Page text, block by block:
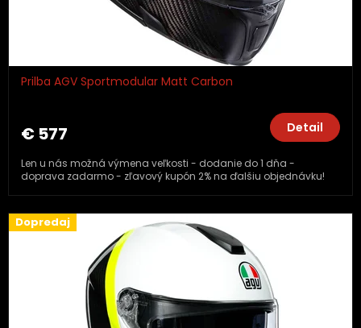
Prilba AGV Sportmodular Matt Carbon
€ 577 Detail
Len u nás možná výmena veľkosti - dodanie do 1 dňa -
doprava zadarmo - zľavový kupón 2% na ďalšiu objednávku!
Dopredaj